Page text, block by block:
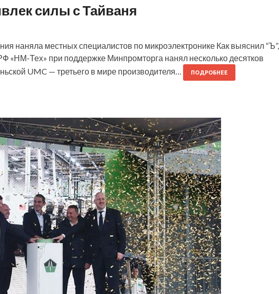
силы с Тайваня
наняла местных специалистов по микроэлектронике Как выяснил “Ъ”,
Тех» при поддержке Минпромторга нанял несколько десятков
UMC — третьего в мире производителя…
ПОДРОБНЕЕ